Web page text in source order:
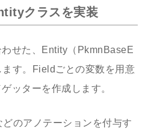
クラスを実装
わせた、Entity（PkmnBaseE
す。Fieldごとの変数を用意
ッターを作成します。
のアノテーションを付与す